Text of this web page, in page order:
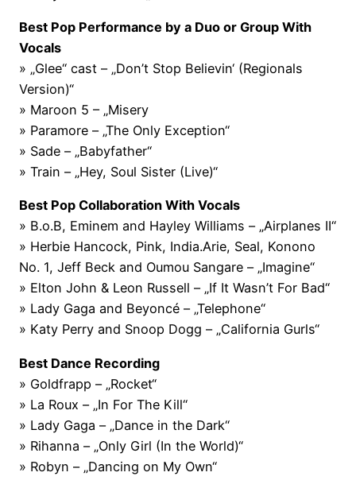
Best Pop Performance by a Duo or Group With
Vocals
» „Glee“ cast – „Don’t Stop Believin‘ (Regionals
Version)“
» Maroon 5 – „Misery
» Paramore – „The Only Exception“
» Sade – „Babyfather“
» Train – „Hey, Soul Sister (Live)“
Best Pop Collaboration With Vocals
» B.o.B, Eminem and Hayley Williams – „Airplanes II“
» Herbie Hancock, Pink, India.Arie, Seal, Konono
No. 1, Jeff Beck and Oumou Sangare – „Imagine“
» Elton John & Leon Russell – „If It Wasn’t For Bad“
» Lady Gaga and Beyoncé – „Telephone“
» Katy Perry and Snoop Dogg – „California Gurls“
Best Dance Recording
» Goldfrapp – „Rocket“
» La Roux – „In For The Kill“
» Lady Gaga – „Dance in the Dark“
» Rihanna – „Only Girl (In the World)“
» Robyn – „Dancing on My Own“